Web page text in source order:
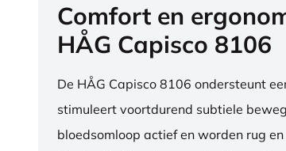
Comfort en
HÅG Capisco 8106
De HÅG Capisco 8106 ondersteunt
stimuleert voortdurend subtiele
bloedsomloop actief en worden rug